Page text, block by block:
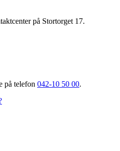
på Stortorget 17.
på telefon 042-10 50 00.